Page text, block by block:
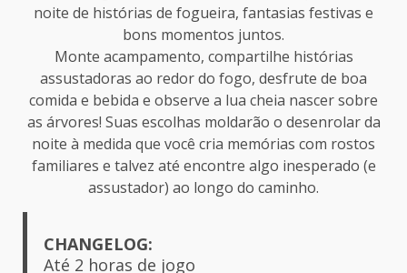
noite de histórias de fogueira, fantasias festivas e
bons momentos juntos.
Monte acampamento, compartilhe histórias
assustadoras ao redor do fogo, desfrute de boa
comida e bebida e observe a lua cheia nascer sobre
as árvores! Suas escolhas moldarão o desenrolar da
noite à medida que você cria memórias com rostos
familiares e talvez até encontre algo inesperado (e
assustador) ao longo do caminho.
CHANGELOG:
Até 2 horas de jogo